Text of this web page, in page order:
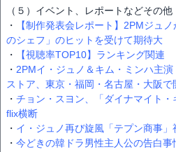
（５）イベント、レポートなどその他
・
【制作発表会レポート】2PMジュ
のシェフ」のヒットを受けて期待大
・
【視聴率TOP10】ランキング関連
・ 2PMイ・ジュノ＆キム・ミンハ主
ストア、東京・福岡・名古屋・大阪で
・ チョン・スヨン、「ダイナマイト
flix横断
・ イ・ジュノ再び旋風「テプン商事
・ 今どきの韓ドラ男性主人公の告白